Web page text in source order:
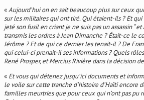
«Aujourd’hui on en sait beaucoup plus sur ceux
sur les militaires qui ont tiré. Qui étaient-ils ? Et
jeté son fusil en criant je ne suis pas un assassin “
transmis les ordres à Jean Dimanche ? Était-ce le
Jérôme ? Et de qui ce dernier les tenait-il ? De
qui celui-ci prenait-il ses informations ? Quels
René Prosper, et Mercius Rivière dans la décision
« Et vous qui détenez jusqu’ici documents et
le voile sur cette tranche d’histoire d’Haïti encore
familles meurtries que pour ceux qui n’ont pas pu